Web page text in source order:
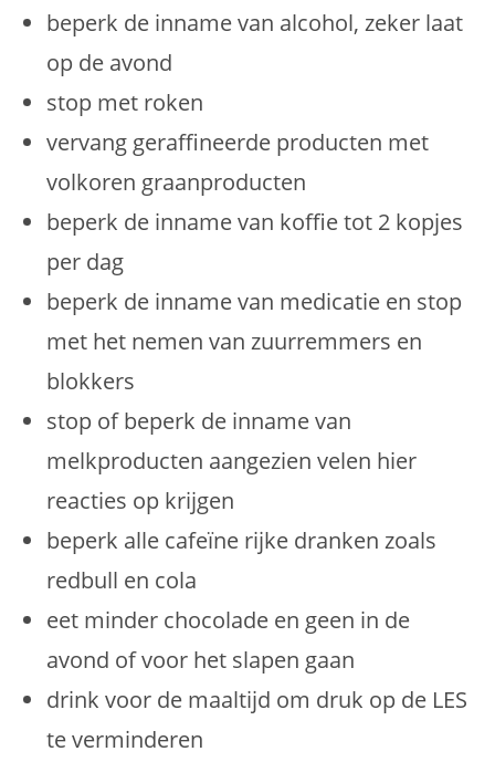
beperk de inname van alcohol, zeker laat
op de avond
stop met roken
vervang geraffineerde producten met
volkoren graanproducten
beperk de inname van koffie tot 2 kopjes
per dag
beperk de inname van medicatie en stop
met het nemen van zuurremmers en
blokkers
stop of beperk de inname van
melkproducten aangezien velen hier
reacties op krijgen
beperk alle cafeïne rijke dranken zoals
redbull en cola
eet minder chocolade en geen in de
avond of voor het slapen gaan
drink voor de maaltijd om druk op de LES
te verminderen